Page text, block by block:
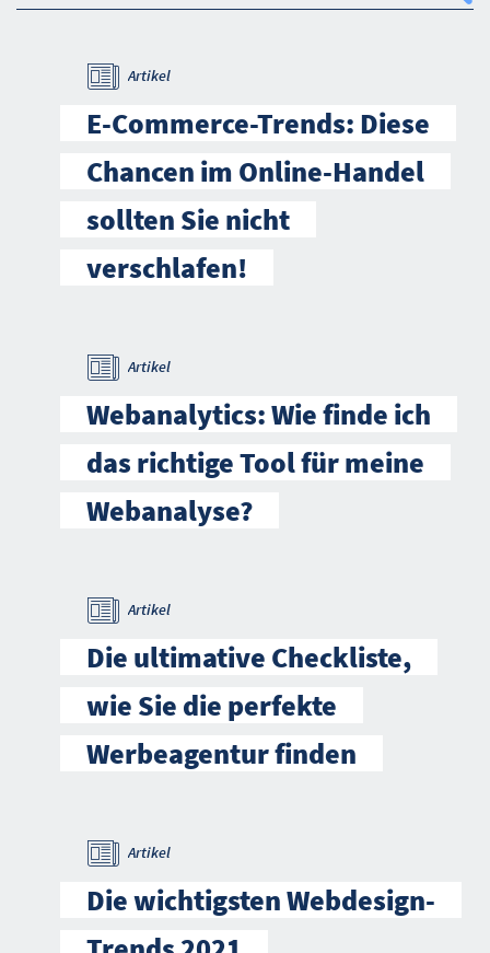
Artikel
E-Commerce-Trends: Diese
Chancen im Online-Handel
sollten Sie nicht
verschlafen!
Artikel
Webanalytics: Wie finde ich
das richtige Tool für meine
Webanalyse?
Artikel
Die ultimative Checkliste,
wie Sie die perfekte
Werbeagentur finden
Artikel
Die wichtigsten Webdesign-